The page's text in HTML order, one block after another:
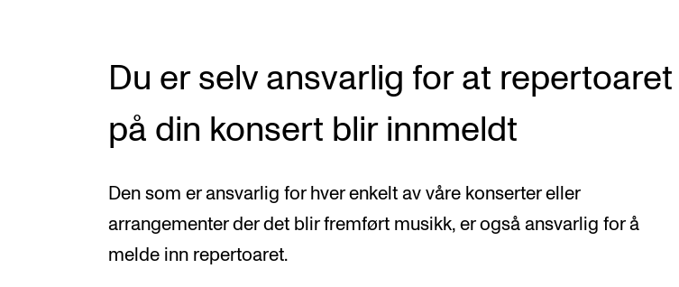
STUDENTLIV
Læringsressurser
Betalte spilleoppdrag
Utveksling og reiser
Velferd og helse
AKTUELT
Arrangementer
Etter noter nyhetsbrev
Du er selv ansvarlig for at repertoaret
på din konsert blir innmeldt
Den som er ansvarlig for hver enkelt av våre konserter eller
arrangementer der det blir fremført musikk, er også ansvarlig for å
melde inn repertoaret.